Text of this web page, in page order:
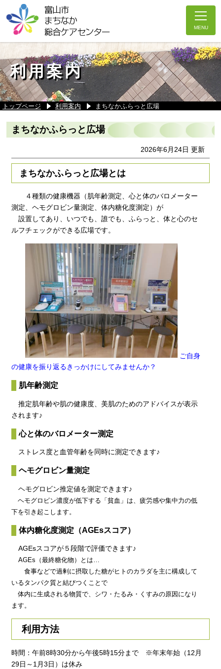
利用案内
トップページ 利用案内 まちなかふらっと広場
まちなかふらっと広場
2026年6月24日 更新
まちなかふらっと広場とは
４種類の健康機器（肌年齢測定、心と体のバロメーター
測定、ヘモグロビン量測定、体内糖化度測定）が
設置してあり、いつでも、誰でも、ふらっと、体と心のセ
ルフチェックができる広場です。
ご自身
の健康を振り返るきっかけにしてみませんか？
肌年齢測定
推定肌年齢や肌の健康度、美肌のためのアドバイスが表示
されます♪
心と体のバロメーター測定
ストレス度と血管年齢を同時に測定できます♪
ヘモグロビン量測定
ヘモグロビン推定値を測定できます♪
ヘモグロビン濃度が低下する「貧血」は、疲労感や集中力の低
下を引き起こします。
体内糖化度測定（AGEsスコア）
AGEsスコアが５段階で評価できます♪
AGEs（最終糖化物）とは…
食事などで過剰に摂取した糖がヒトのカラダを主に構成して
いるタンパク質と結びつくことで
体内に生成される物質で、シワ・たるみ・くすみの原因になり
ます。
利用方法
時間：午前8時30分から午後5時15分まで ※年末年始（12月
29日～1月3日）は休み